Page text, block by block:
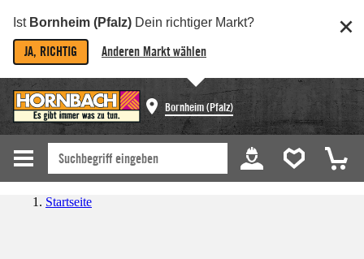
Ist Bornheim (Pfalz) Dein richtiger Markt?
JA, RICHTIG Anderen Markt wählen
Bornheim (Pfalz)
Startseite